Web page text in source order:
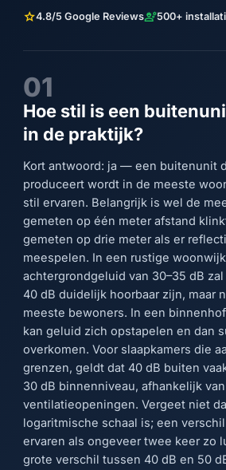
star4.8/5 Google Reviewsengineering500+
01
Hoe stil is een
in de praktijk?
Kort antwoord: ja — een buitenunit
produceert wordt in de meeste
stil ervaren. Belangrijk is wel de
gemeten op één meter afstand
gemeten op drie meter als er
meespelen. In een rustige
achtergrondgeluid van 30–35 dB
40 dB duidelijk hoorbaar zijn, maar
meeste bewoners. In een
kan geluid zich opstapelen en dan
overkomen. Voor slaapkamers die
grenzen, geldt dat 40 dB buiten
30 dB binnenniveau, afhankelijk
ventilatieopeningen. Vergeet niet
logaritmische schaal is; een
ervaren als ongeveer twee keer zo
grote verschil tussen 40 dB en 50